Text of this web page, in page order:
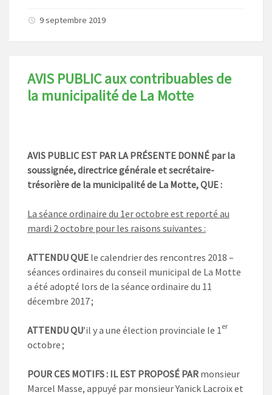
9 septembre 2019
AVIS PUBLIC aux contribuables de
la municipalité de La Motte
AVIS PUBLIC EST PAR LA PRÉSENTE DONNÉ par la
soussignée, directrice générale et secrétaire-
trésorière de la municipalité de La Motte, QUE :
La séance ordinaire du 1er octobre est reporté au
mardi 2 octobre pour les raisons suivantes :
ATTENDU QUE le calendrier des rencontres 2018 –
séances ordinaires du conseil municipal de La Motte
a été adopté lors de la séance ordinaire du 11
décembre 2017 ;
ATTENDUQU’il y a une élection provinciale le 1er
octobre ;
POUR CES MOTIFS : IL EST PROPOSÉ PAR monsieur
Marcel Masse, appuyé par monsieur Yanick Lacroix et